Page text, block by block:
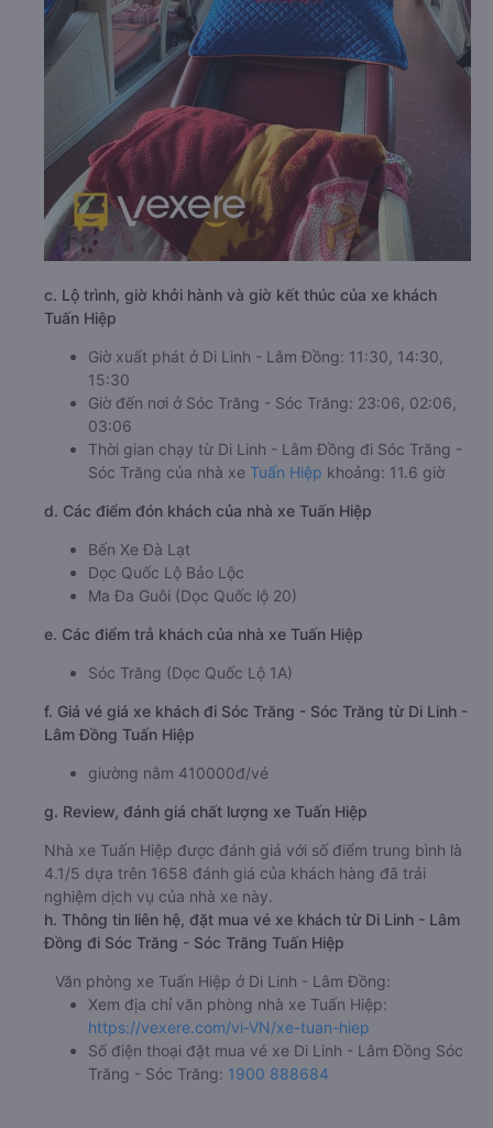
c. Lộ trình, giờ khởi hành và giờ kết thúc của xe khách
Tuấn Hiệp
Giờ xuất phát ở Di Linh - Lâm Đồng: 11:30, 14:30,
15:30
Giờ đến nơi ở Sóc Trăng - Sóc Trăng: 23:06, 02:06,
03:06
Thời gian chạy từ Di Linh - Lâm Đồng đi Sóc Trăng -
Sóc Trăng của nhà xe Tuấn Hiệp khoảng: 11.6 giờ
d. Các điểm đón khách của nhà xe Tuấn Hiệp
Bến Xe Đà Lạt
Dọc Quốc Lộ Bảo Lộc
Ma Đa Guôi (Dọc Quốc lộ 20)
e. Các điểm trả khách của nhà xe Tuấn Hiệp
Sóc Trăng (Dọc Quốc Lộ 1A)
f. Giá vé giá xe khách đi Sóc Trăng - Sóc Trăng từ Di Linh -
Lâm Đồng Tuấn Hiệp
giường nằm 410000đ/vé
g. Review, đánh giá chất lượng xe Tuấn Hiệp
Nhà xe Tuấn Hiệp được đánh giá với số điểm trung bình là
4.1/5 dựa trên 1658 đánh giá của khách hàng đã trải
nghiệm dịch vụ của nhà xe này.
h. Thông tin liên hệ, đặt mua vé xe khách từ Di Linh - Lâm
Đồng đi Sóc Trăng - Sóc Trăng Tuấn Hiệp
Văn phòng xe Tuấn Hiệp ở Di Linh - Lâm Đồng:
Xem địa chỉ văn phòng nhà xe Tuấn Hiệp:
https://vexere.com/vi-VN/xe-tuan-hiep
Số điện thoại đặt mua vé xe Di Linh - Lâm Đồng Sóc
Trăng - Sóc Trăng: 1900 888684